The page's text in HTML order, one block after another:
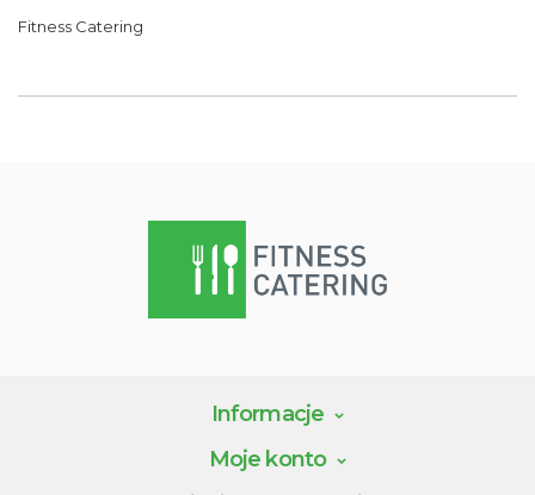
Fitness Catering
Informacje
Moje konto